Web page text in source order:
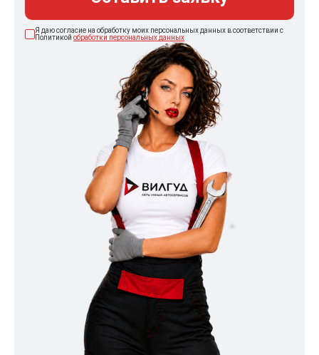
Я даю согласие на обработку моих персональных данных в соответствии с
Политикой обработки персональных данных